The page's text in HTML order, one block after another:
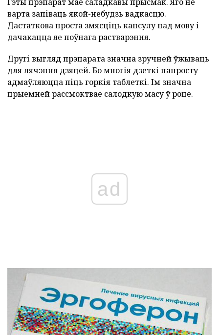
Гэты прэпарат мае саладкавы прысмак. Яго не
варта запіваць якой-небудзь вадкасцю.
Дастаткова проста змясціць капсулу пад мову і
дачакацца яе поўнага растварэння.
Другі выгляд прэпарата значна зручней ўжываць
для лячэння дзяцей. Бо многія дзеткі папросту
адмаўляюцца піць горкія таблеткі. Ім значна
прыемней рассмоктвае салодкую масу ў роце.
ad